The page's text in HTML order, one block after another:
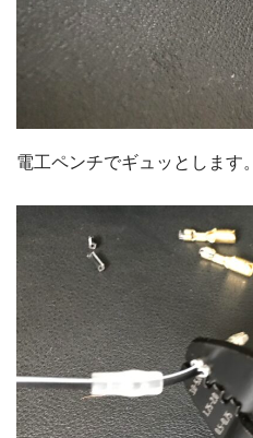
電工ペンチでギュッとします。